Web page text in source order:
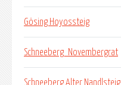
Gösing Hoyossteig
Schneeberg_Novembergrat
Schneeberg Alter Nandlsteig